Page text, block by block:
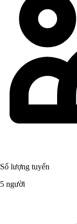
Số lượng tuyển
5 người